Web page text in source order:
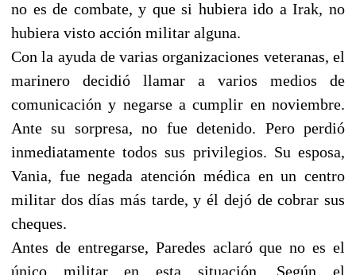
no es de combate, y que si hubiera ido a Irak, no
hubiera visto acción militar alguna.
Con la ayuda de varias organizaciones veteranas, el
marinero decidió llamar a varios medios de
comunicación y negarse a cumplir en noviembre.
Ante su sorpresa, no fue detenido. Pero perdió
inmediatamente todos sus privilegios. Su esposa,
Vania, fue negada atención médica en un centro
militar dos días más tarde, y él dejó de cobrar sus
cheques.
Antes de entregarse, Paredes aclaró que no es el
único militar en esta situación. Según el